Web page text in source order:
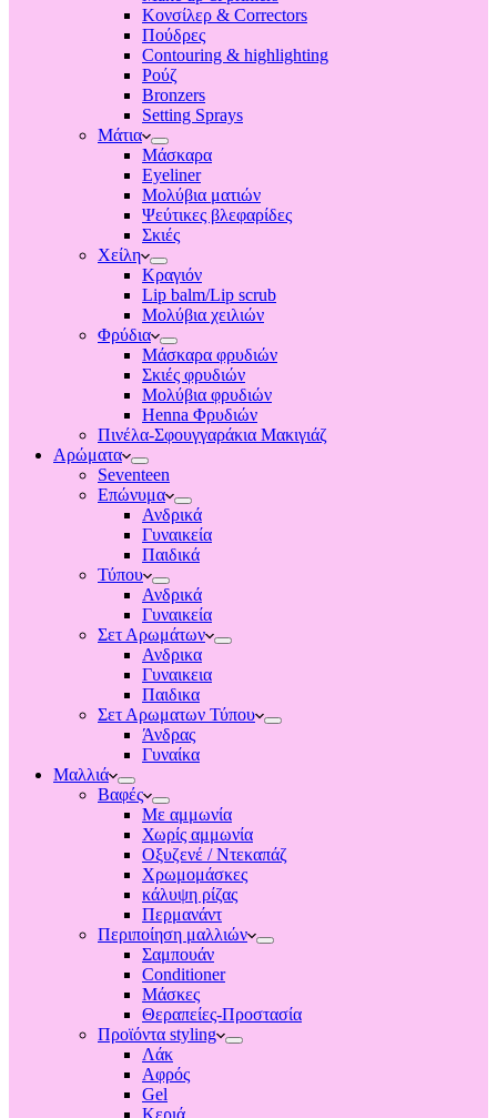
Κονσίλερ & Correctors
Πούδρες
Contouring & highlighting
Ρούζ
Bronzers
Setting Sprays
Μάτια
Μάσκαρα
Eyeliner
Μολύβια ματιών
Ψεύτικες βλεφαρίδες
Σκιές
Χείλη
Κραγιόν
Lip balm/Lip scrub
Μολύβια χειλιών
Φρύδια
Μάσκαρα φρυδιών
Σκιές φρυδιών
Μολύβια φρυδιών
Henna Φρυδιών
Πινέλα-Σφουγγαράκια Μακιγιάζ
Αρώματα
Seventeen
Επώνυμα
Ανδρικά
Γυναικεία
Παιδικά
Τύπου
Ανδρικά
Γυναικεία
Σετ Αρωμάτων
Ανδρικα
Γυναικεια
Παιδικα
Σετ Αρωματων Τύπου
Άνδρας
Γυναίκα
Μαλλιά
Βαφές
Με αμμωνία
Χωρίς αμμωνία
Οξυζενέ / Ντεκαπάζ
Χρωμομάσκες
κάλυψη ρίζας
Περμανάντ
Περιποίηση μαλλιών
Σαμπουάν
Conditioner
Μάσκες
Θεραπείες-Προστασία
Προϊόντα styling
Λάκ
Αφρός
Gel
Κεριά